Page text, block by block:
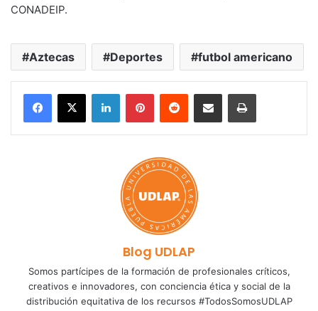
CONADEIP.
Aztecas Deportes futbol americano
LinkedInPinterestReddit Share via Email Print
Blog UDLAP
Somos partícipes de la formación de profesionales críticos,
creativos e innovadores, con conciencia ética y social de la
distribución equitativa de los recursos #TodosSomosUDLAP